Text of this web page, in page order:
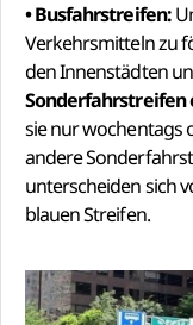
• Busfahrstreifen:
Verkehrsmitteln zu
den Innenstädten
Sonderfahrstreifen
sie nur wochentags
andere
unterscheiden sich
blauen Streifen.